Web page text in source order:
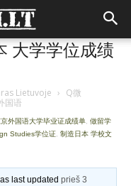
大学学位成绩
Lietuvoje › Q微
国语
外国语大学毕业证成绩单 做留学
Studies学位证 制造日本 学校文
last updatedprieš 3